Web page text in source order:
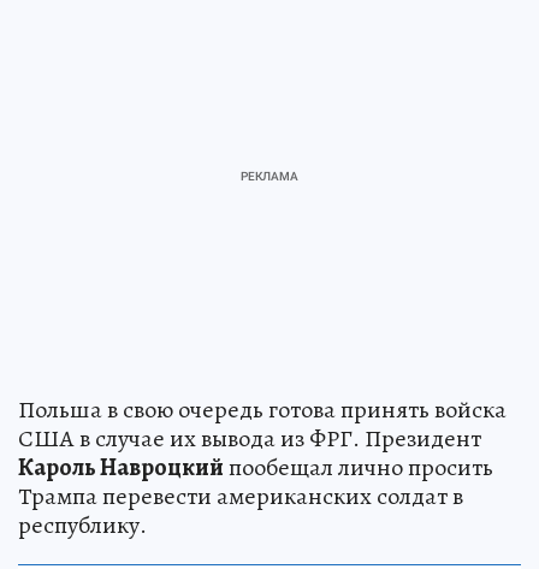
Польша в свою очередь готова принять войска
США в случае их вывода из ФРГ. Президент
Кароль Навроцкийпообещал лично просить
Трампа перевести американских солдат в
республику.